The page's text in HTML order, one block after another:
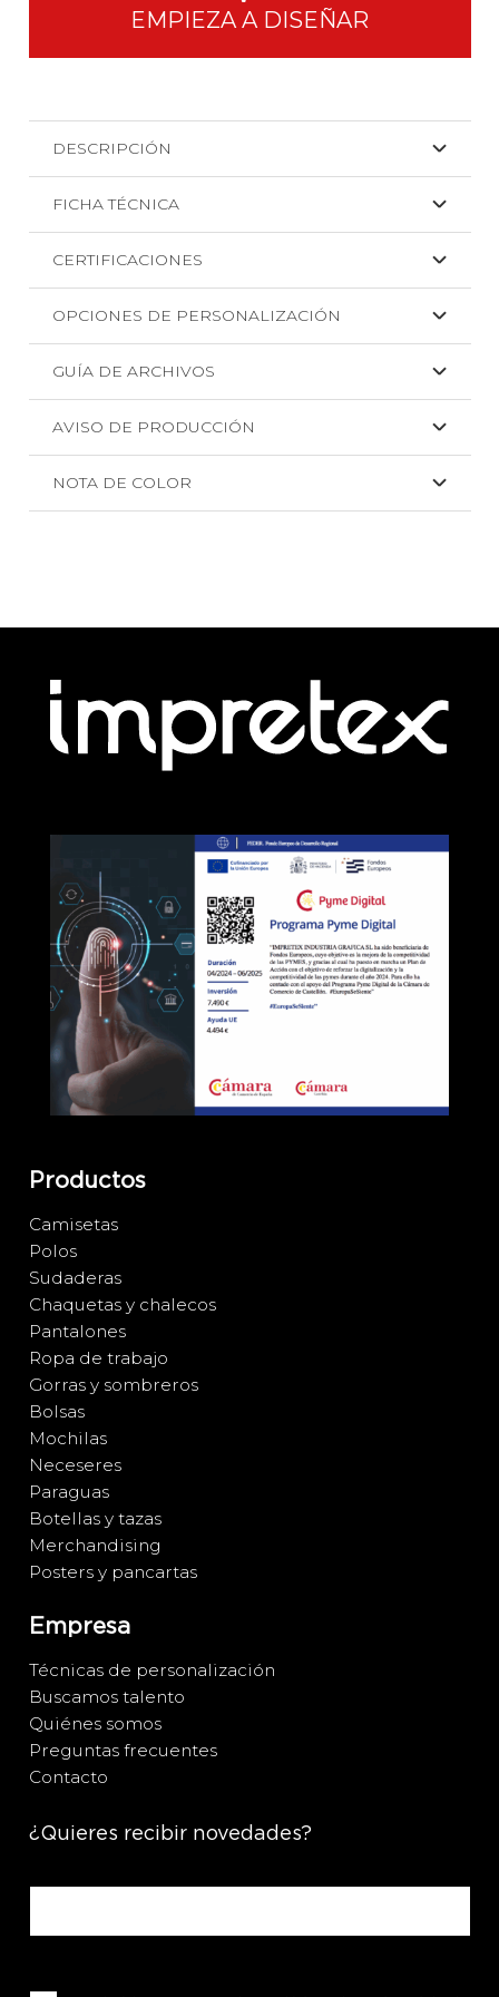
EMPIEZA A DISEÑAR
DESCRIPCIÓN
FICHA TÉCNICA
CERTIFICACIONES
OPCIONES DE PERSONALIZACIÓN
GUÍA DE ARCHIVOS
AVISO DE PRODUCCIÓN
NOTA DE COLOR
Productos
Camisetas
Polos
Sudaderas
Chaquetas y chalecos
Pantalones
Ropa de trabajo
Gorras y sombreros
Bolsas
Mochilas
Neceseres
Paraguas
Botellas y tazas
Merchandising
Posters y pancartas
Empresa
Técnicas de personalización
Buscamos talento
Quiénes somos
Preguntas frecuentes
Contacto
¿Quieres recibir novedades?